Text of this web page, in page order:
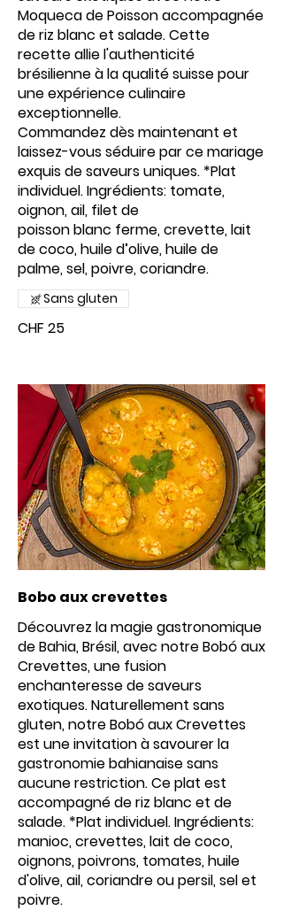
Moqueca de Poisson accompagnée
de riz blanc et salade. Cette
recette allie l'authenticité
brésilienne à la qualité suisse pour
une expérience culinaire
exceptionnelle.
Commandez dès maintenant et
laissez-vous séduire par ce mariage
exquis de saveurs uniques. *Plat
individuel. Ingrédients: tomate,
oignon, ail, filet de
poisson blanc ferme, crevette, lait
de coco, huile d’olive, huile de
palme, sel, poivre, coriandre.
CHF 25
Sans gluten
Bobo aux crevettes
Découvrez la magie gastronomique
de Bahia, Brésil, avec notre Bobó aux
Crevettes, une fusion
enchanteresse de saveurs
exotiques. Naturellement sans
gluten, notre Bobó aux Crevettes
est une invitation à savourer la
gastronomie bahianaise sans
aucune restriction. Ce plat est
accompagné de riz blanc et de
salade. *Plat individuel. Ingrédients:
manioc, crevettes, lait de coco,
oignons, poivrons, tomates, huile
d'olive, ail, coriandre ou persil, sel et
poivre.